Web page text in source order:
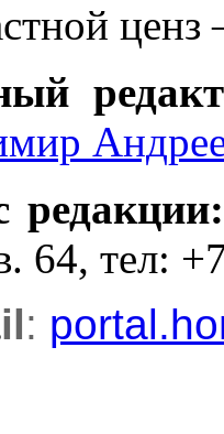
ценз
редакции:
64, тел:
: